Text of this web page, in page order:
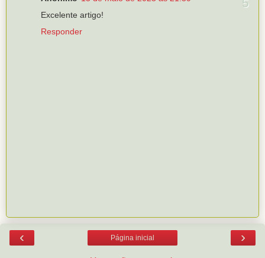
Excelente artigo!
Responder
‹ ›
Página inicial